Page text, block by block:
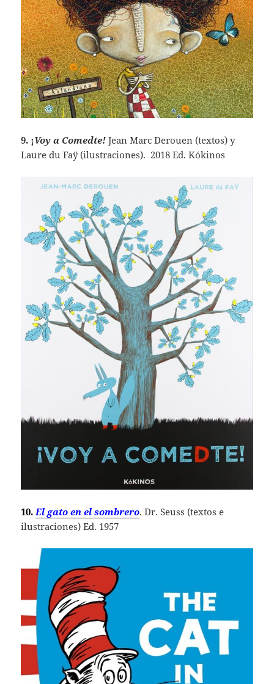
9. ¡Voy a Comedte! Jean Marc Derouen (textos) y
Laure du Faÿ (ilustraciones). 2018 Ed. Kókinos
10.El gato en el sombrero. Dr. Seuss (textos e
ilustraciones) Ed. 1957